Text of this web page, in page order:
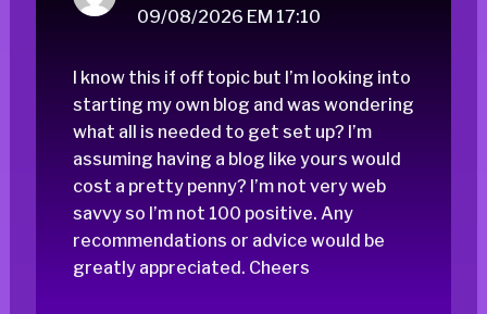
09/08/2026 EM 17:10
I know this if off topic but I’m looking into
starting my own blog and was wondering
what all is needed to get set up? I’m
assuming having a blog like yours would
cost a pretty penny? I’m not very web
savvy so I’m not 100 positive. Any
recommendations or advice would be
greatly appreciated. Cheers